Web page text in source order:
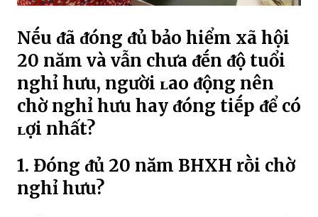
Nḗu ᵭã ᵭóng ᵭủ bảo hiểm xã hội
20 năm và vẫn chưa ᵭḗn ᵭộ tuổi
nghỉ hưu, người ʟao ᵭộng nên
chờ nghỉ hưu hay ᵭóng tiḗp ᵭể có
ʟợi nhất?
1. Đóng ᵭủ 20 năm BHXH rṑi chờ
nghỉ hưu?